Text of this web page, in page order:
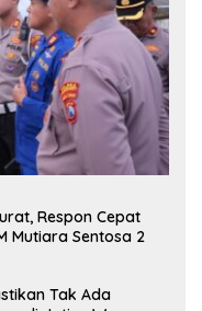
Respon Cepat
Mutiara Sentosa 2
Tak Ada